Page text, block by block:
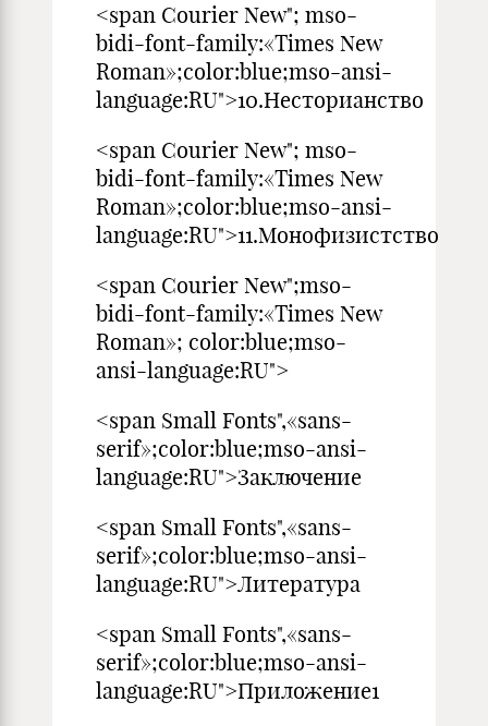
<span Courier New"; mso-
bidi-font-family:«Times New
Roman»;color:blue;mso-ansi-
language:RU">10.Несторианство
<span Courier New"; mso-
bidi-font-family:«Times New
Roman»;color:blue;mso-ansi-
language:RU">11.Монофизистство
<span Courier New";mso-
bidi-font-family:«Times New
Roman»; color:blue;mso-
ansi-language:RU">
<span Small Fonts",«sans-
serif»;color:blue;mso-ansi-
language:RU">Заключение
<span Small Fonts",«sans-
serif»;color:blue;mso-ansi-
language:RU">Литература
<span Small Fonts",«sans-
serif»;color:blue;mso-ansi-
language:RU">Приложение1